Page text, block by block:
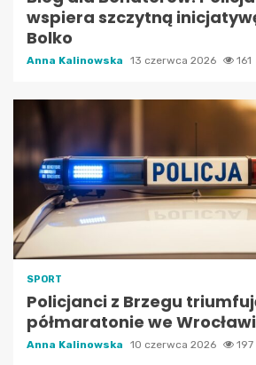
wspiera szczytną
Bolko
Anna Kalinowska 13 czerwca 2026 161
SPORT
Policjanci z Brzegu
półmaratonie we
Anna Kalinowska 10 czerwca 2026 197